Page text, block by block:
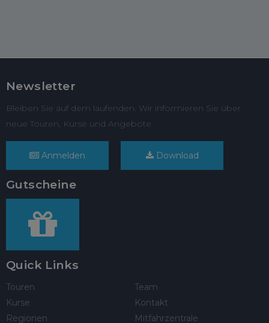
Newsletter
Bleiben Sie auf dem laufenden. Wir informieren Sie über
neue Touren, Kurse und Angebote.
Anmelden Download
Gutscheine
Quick Links
Touren
Kurse
Regionen
Team
Kontakt
Mitfahrzentrale